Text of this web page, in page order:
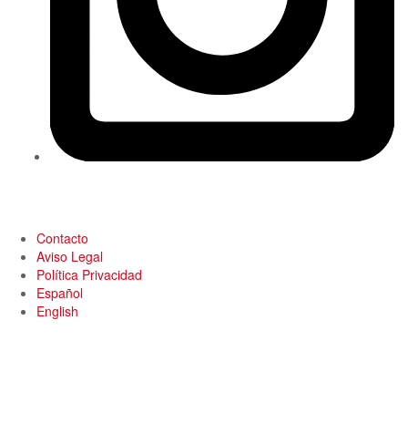
Contacto
Aviso Legal
Política Privacidad
Español
English